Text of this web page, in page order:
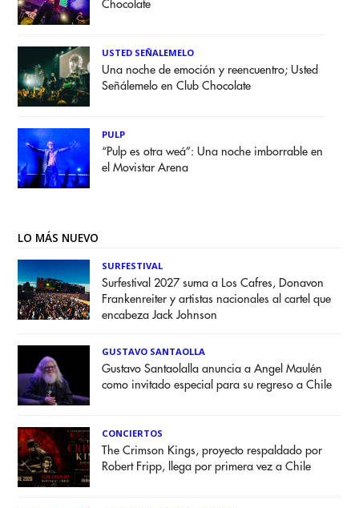
Chocolate
USTED SEÑALEMELO
Una noche de emoción y reencuentro; Usted
Señálemelo en Club Chocolate
PULP
“Pulp es otra weá”: Una noche imborrable en
el Movistar Arena
LO MÁS NUEVO
SURFESTIVAL
Surfestival 2027 suma a Los Cafres, Donavon
Frankenreiter y artistas nacionales al cartel que
encabeza Jack Johnson
GUSTAVO SANTAOLLA
Gustavo Santaolalla anuncia a Angel Maulén
como invitado especial para su regreso a Chile
CONCIERTOS
The Crimson Kings, proyecto respaldado por
Robert Fripp, llega por primera vez a Chile